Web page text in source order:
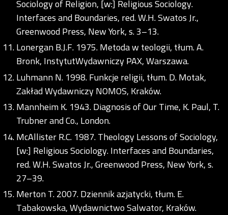
Sociology of Religion, [w:] Religious Sociology.
Interfaces and Boundaries, red. W.H. Swatos Jr.,
Greenwood Press, New York, s. 3–13.
Lonergan B.J.F. 1975. Metoda w teologii, tłum. A.
Bronk, InstytutWydawniczy PAX, Warszawa.
Luhmann N. 1998. Funkcje religii, tłum. D. Motak,
Zakład Wydawniczy NOMOS, Kraków.
Mannheim K. 1943. Diagnosis of Our Time, K. Paul, T.
Trubner and Co., London.
McAllister R.C. 1987. Theology Lessons of Sociology,
[w:] Religious Sociology. Interfaces and Boundaries,
red. W.H. Swatos Jr., Greenwood Press, New York, s.
27–39.
Merton T. 2007. Dziennik azjatycki, tłum. E.
Tabakowska, Wydawnictwo Salwator, Kraków.